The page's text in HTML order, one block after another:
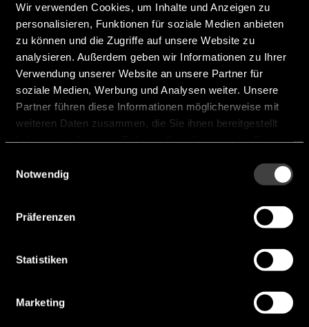
Wir verwenden Cookies, um Inhalte und Anzeigen zu
personalisieren, Funktionen für soziale Medien anbieten
zu können und die Zugriffe auf unsere Website zu
analysieren. Außerdem geben wir Informationen zu Ihrer
Verwendung unserer Website an unsere Partner für
soziale Medien, Werbung und Analysen weiter. Unsere
Partner führen diese Informationen möglicherweise mit
weiteren Daten zusammen, die Sie ihnen bereitgestellt
Notwendig
Präferenzen
Statistiken
Marketing
Hersteller: AUR°EL
DEMO XTR-8LR10